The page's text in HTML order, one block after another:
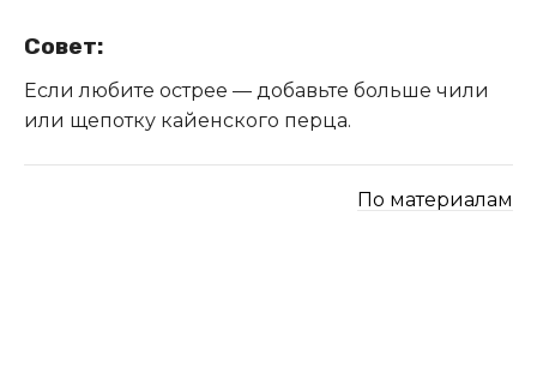
Совет:
Если любите острее — добавьте больше чили
или щепотку кайенского перца.
По материалам